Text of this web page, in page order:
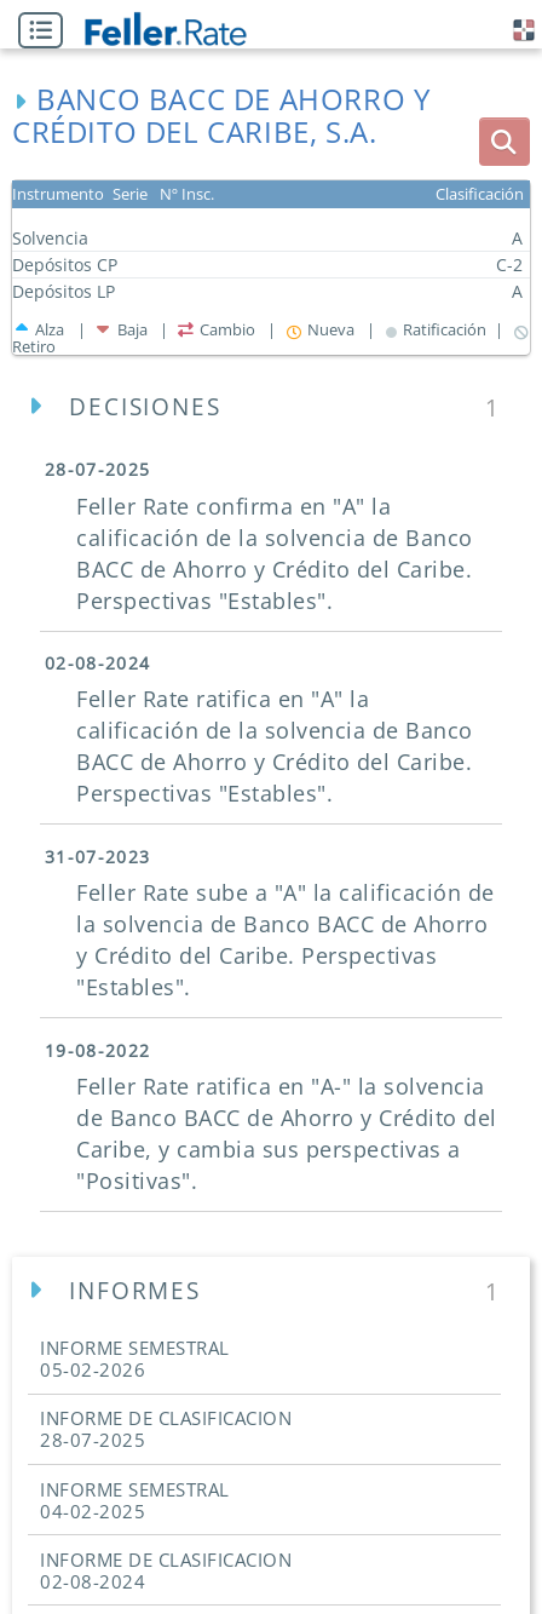
BANCO BACC DE AHORRO Y
CRÉDITO DEL CARIBE, S.A.
Instrumento Serie Nº Insc. Clasificación
Solvencia
A
Depósitos CP
C-2
Depósitos LP
A
Alza | Baja | Cambio | Nueva | Ratificación |
Retiro
DECISIONES 1
28-07-2025
Feller Rate confirma en "A" la
calificación de la solvencia de Banco
BACC de Ahorro y Crédito del Caribe.
Perspectivas "Estables".
02-08-2024
Feller Rate ratifica en "A" la
calificación de la solvencia de Banco
BACC de Ahorro y Crédito del Caribe.
Perspectivas "Estables".
31-07-2023
Feller Rate sube a "A" la calificación de
la solvencia de Banco BACC de Ahorro
y Crédito del Caribe. Perspectivas
"Estables".
19-08-2022
Feller Rate ratifica en "A-" la solvencia
de Banco BACC de Ahorro y Crédito del
Caribe, y cambia sus perspectivas a
"Positivas".
INFORMES 1
INFORME SEMESTRAL
05-02-2026
INFORME DE CLASIFICACION
28-07-2025
INFORME SEMESTRAL
04-02-2025
INFORME DE CLASIFICACION
02-08-2024